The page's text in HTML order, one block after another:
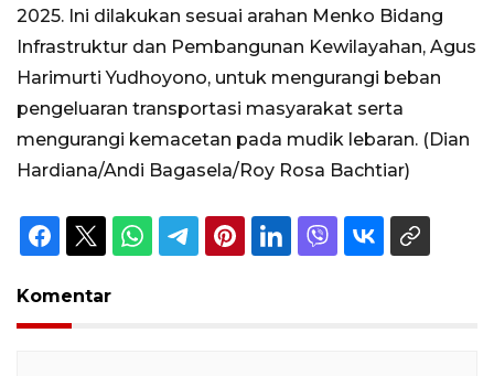
2025. Ini dilakukan sesuai arahan Menko Bidang
Infrastruktur dan Pembangunan Kewilayahan, Agus
Harimurti Yudhoyono, untuk mengurangi beban
pengeluaran transportasi masyarakat serta
mengurangi kemacetan pada mudik lebaran. (Dian
Hardiana/Andi Bagasela/Roy Rosa Bachtiar)
Komentar